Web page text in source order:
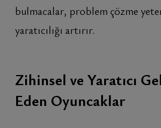
bulmacalar, problem çözme
yaratıcılığı artırır.
Zihinsel ve Yaratıcı
Eden Oyuncaklar